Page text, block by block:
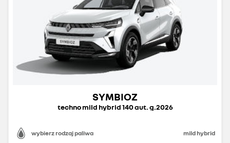
SYMBIOZ
techno mild hybrid 140 aut. g.2026
wybierz rodzaj paliwa mild hybrid